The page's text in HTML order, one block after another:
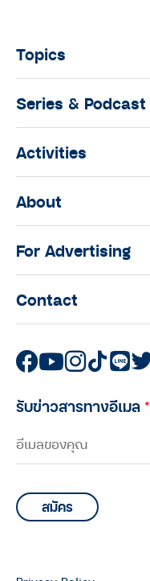
Topics
Series & Podcast
Activities
About
For Advertising
Contact
รับข่าวสารทางอีเมล*